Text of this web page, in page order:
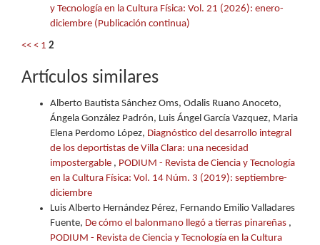
y Tecnología en la Cultura Física: Vol. 21 (2026): enero-
diciembre (Publicación continua)
<< < 1 2
Artículos similares
Alberto Bautista Sánchez Oms, Odalis Ruano Anoceto,
Ángela González Padrón, Luis Ángel García Vazquez, Maria
Elena Perdomo López, Diagnóstico del desarrollo integral
de los deportistas de Villa Clara: una necesidad
impostergable , PODIUM - Revista de Ciencia y Tecnología
en la Cultura Física: Vol. 14 Núm. 3 (2019): septiembre-
diciembre
Luis Alberto Hernández Pérez, Fernando Emilio Valladares
Fuente, De cómo el balonmano llegó a tierras pinareñas ,
PODIUM - Revista de Ciencia y Tecnología en la Cultura